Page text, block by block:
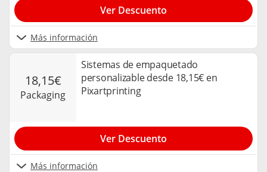
Más información
Ver Descuento
18,15€
packaging
Sistemas de empaquetado
personalizable desde 18,15€ en
Pixartprinting
Más información
Ver Descuento